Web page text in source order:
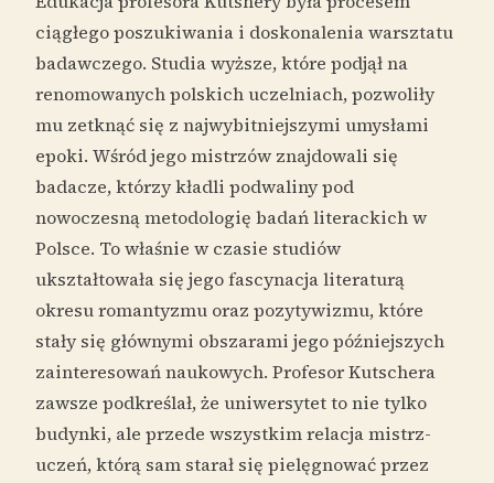
ciągłego poszukiwania i doskonalenia warsztatu
badawczego. Studia wyższe, które podjął na
renomowanych polskich uczelniach, pozwoliły
mu zetknąć się z najwybitniejszymi umysłami
epoki. Wśród jego mistrzów znajdowali się
badacze, którzy kładli podwaliny pod
nowoczesną metodologię badań literackich w
Polsce. To właśnie w czasie studiów
ukształtowała się jego fascynacja literaturą
okresu romantyzmu oraz pozytywizmu, które
stały się głównymi obszarami jego późniejszych
zainteresowań naukowych. Profesor Kutschera
zawsze podkreślał, że uniwersytet to nie tylko
budynki, ale przede wszystkim relacja mistrz-
uczeń, którą sam starał się pielęgnować przez